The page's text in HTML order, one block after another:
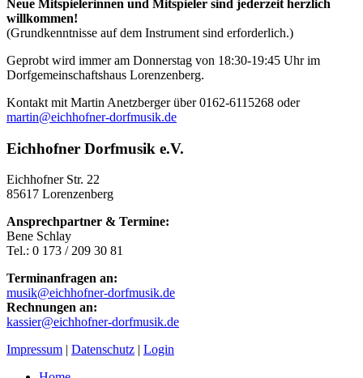
Neue Mitspielerinnen und Mitspieler sind jederzeit herzlich
willkommen!
(Grundkenntnisse auf dem Instrument sind erforderlich.)
Geprobt wird immer am Donnerstag von 18:30-19:45 Uhr im
Dorfgemeinschaftshaus Lorenzenberg.
Kontakt mit Martin Anetzberger über 0162-6115268 oder
martin@eichhofner-dorfmusik.de
Eichhofner Dorfmusik e.V.
Eichhofner Str. 22
85617 Lorenzenberg
Ansprechpartner & Termine:
Bene Schlay
Tel.: 0 173 / 209 30 81
Terminanfragen an:
musik@eichhofner-dorfmusik.de
Rechnungen an:
kassier@eichhofner-dorfmusik.de
Impressum | Datenschutz | Login